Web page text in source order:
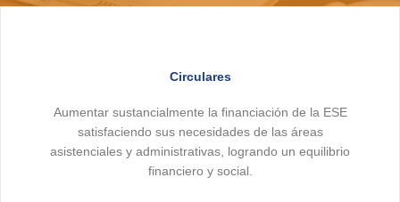
Circulares
Aumentar sustancialmente la financiación de la ESE
satisfaciendo sus necesidades de las áreas
asistenciales y administrativas, logrando un equilibrio
financiero y social.​